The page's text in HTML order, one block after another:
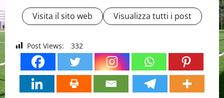
Visita il sito web Visualizza tutti i post
Post Views: 332